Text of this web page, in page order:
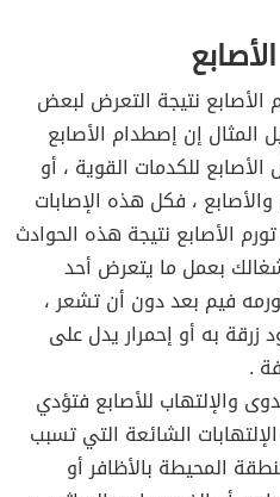
الأصابع نتيجة التعرض لبعض
المثال إن إصطدام الأصابع
للكدمات القوية ، أو
، فكل هذه الإصابات
الأصابع نتيجة هذه الحوادث
بعمل ما يتعرض أحد
فيم بعد دون أن تشعر ،
زرقة به أو إحمرار يدل على
.
والإلتهاب للأصابع فتؤدي
الشائعة التي تسبب
المحيطة بالأظافر أو